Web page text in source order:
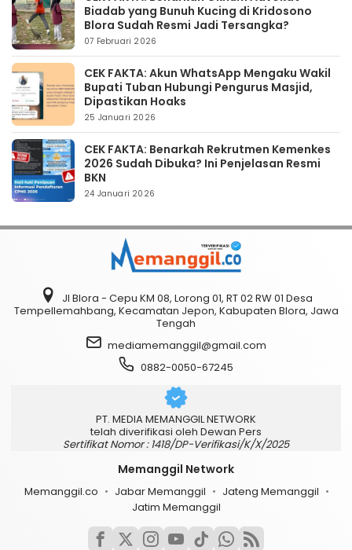
Biadab yang Bunuh Kucing di Kridosono
Blora Sudah Resmi Jadi Tersangka?
07 Februari 2026
CEK FAKTA: Akun WhatsApp Mengaku Wakil
Bupati Tuban Hubungi Pengurus Masjid,
Dipastikan Hoaks
25 Januari 2026
CEK FAKTA: Benarkah Rekrutmen Kemenkes
2026 Sudah Dibuka? Ini Penjelasan Resmi
BKN
24 Januari 2026
Jl Blora - Cepu KM 08, Lorong 01, RT 02 RW 01 Desa
Tempellemahbang, Kecamatan Jepon, Kabupaten Blora, Jawa
Tengah
mediamemanggil@gmail.com
0882-0050-67245
PT. MEDIA MEMANGGIL NETWORK
telah diverifikasi oleh Dewan Pers
Sertifikat Nomor : 1418/DP-Verifikasi/K/X/2025
Memanggil Network
Memanggil.co Jabar Memanggil
Jateng Memanggil
Jatim Memanggil